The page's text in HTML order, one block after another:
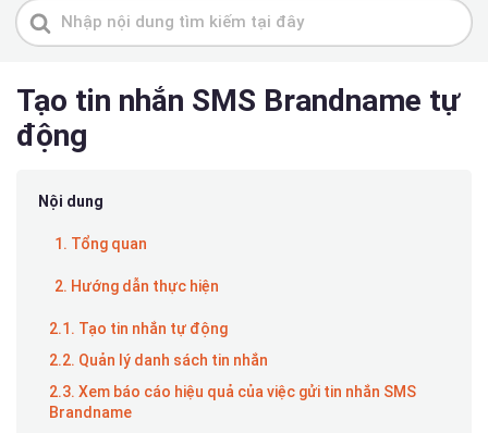
Tìm
kiếm
Tạo tin nhắn SMS Brandname tự
động
Nội dung
1. Tổng quan
2. Hướng dẫn thực hiện
2.1. Tạo tin nhắn tự động
2.2. Quản lý danh sách tin nhắn
2.3. Xem báo cáo hiệu quả của việc gửi tin nhắn SMS
Brandname